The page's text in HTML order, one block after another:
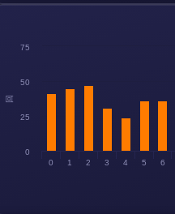
回
0 1 2 3 4 5 6
0
25
50
75